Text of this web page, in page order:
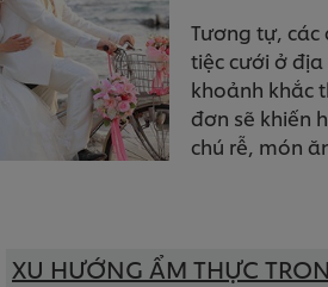
Tương tự,
tiệc cưới ở
khoảnh khắc
đơn sẽ khiến
chú rễ, món
XU HƯỚNG ẨM THỰC